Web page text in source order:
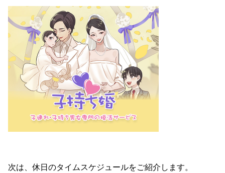
次は、休日のタイムスケジュールをご紹介します。